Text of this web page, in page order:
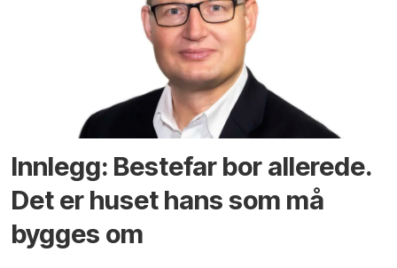
Innlegg: Bestefar bor allerede.
Det er huset hans som må
bygges om